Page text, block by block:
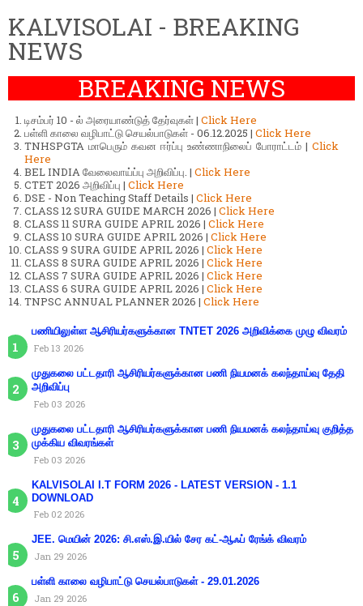
KALVISOLAI - BREAKING
NEWS
BREAKING NEWS
டிசம்பர் 10 - ல் அரையாண்டுத் தேர்வுகள் | Click Here
பள்ளி காலை வழிபாட்டு செயல்பாடுகள் - 06.12.2025 | Click Here
TNHSPGTA மாபெரும் கவன ஈர்ப்பு உண்ணாநிலைப் போராட்டம் | Click
Here
BEL INDIA வேலைவாய்ப்பு அறிவிப்பு. | Click Here
CTET 2026 அறிவிப்பு | Click Here
DSE - Non Teaching Staff Details | Click Here
CLASS 12 SURA GUIDE MARCH 2026 | Click Here
CLASS 11 SURA GUIDE APRIL 2026 | Click Here
CLASS 10 SURA GUIDE APRIL 2026 | Click Here
CLASS 9 SURA GUIDE APRIL 2026 | Click Here
CLASS 8 SURA GUIDE APRIL 2026 | Click Here
CLASS 7 SURA GUIDE APRIL 2026 | Click Here
CLASS 6 SURA GUIDE APRIL 2026 | Click Here
TNPSC ANNUAL PLANNER 2026 | Click Here
பணியிலுள்ள ஆசிரியர்களுக்கான TNTET 2026 அறிவிக்கை முழு விவரம்
Feb 13 2026
முதுகலை பட்டதாரி ஆசிரியர்களுக்கான பணி நியமனக் கலந்தாய்வு தேதி
அறிவிப்பு
Feb 03 2026
முதுகலை பட்டதாரி ஆசிரியர்களுக்கான பணி நியமனக் கலந்தாய்வு குறித்த
முக்கிய விவரங்கள்
Feb 03 2026
KALVISOLAI I.T FORM 2026 - LATEST VERSION - 1.1
DOWNLOAD
Feb 02 2026
JEE. மெயின் 2026: சி.எஸ்.இ.யில் சேர கட்-ஆஃப் ரேங்க் விவரம்
Jan 29 2026
பள்ளி காலை வழிபாட்டு செயல்பாடுகள் - 29.01.2026
Jan 29 2026